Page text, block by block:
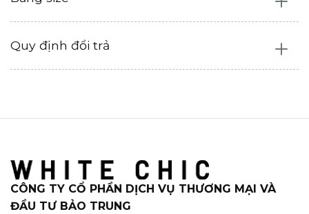
Quy định đổi trả
CÔNG TY CỔ PHẦN DỊCH VỤ THƯƠNG MẠI VÀ
ĐẦU TƯ BẢO TRUNG